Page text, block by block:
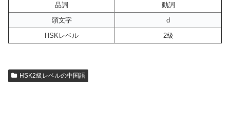
品詞
動詞
頭文字
d
HSKレベル
2級
HSK2級レベルの中国語